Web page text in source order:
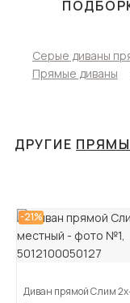
Серые диваны
Прямые диваны
ДРУГИЕ
-21%
Диван прямой Слим